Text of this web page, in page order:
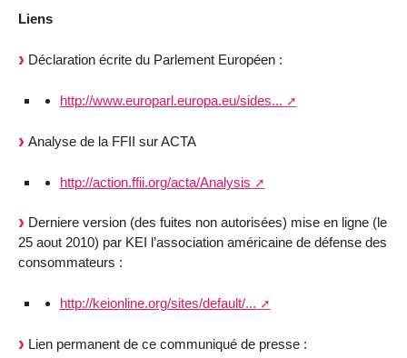
Liens
Déclaration écrite du Parlement Européen :
http://www.europarl.europa.eu/sides...
Analyse de la FFII sur ACTA
http://action.ffii.org/acta/Analysis
Derniere version (des fuites non autorisées) mise en ligne (le
25 aout 2010) par KEI l’association américaine de défense des
consommateurs :
http://keionline.org/sites/default/...
Lien permanent de ce communiqué de presse :